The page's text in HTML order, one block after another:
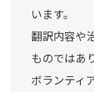
います。
翻訳内容や
ものではあ
ボランティ